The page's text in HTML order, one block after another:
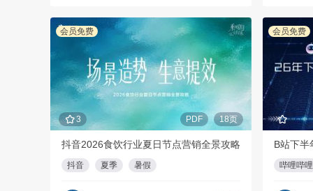
会员免费
3 PDF 18页
抖音2026食饮行业夏日节点营销全景攻略
抖音 夏季 暑假
会员免费
B站下半
哔哩哔哩